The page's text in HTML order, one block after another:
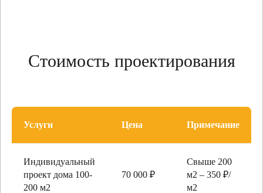
Стоимость проектирования
Услуги Цена Примечание
Индивидуальный
проект дома 100-
200 м2
70 000 ₽
Свыше 200
м2 – 350 ₽/
м2